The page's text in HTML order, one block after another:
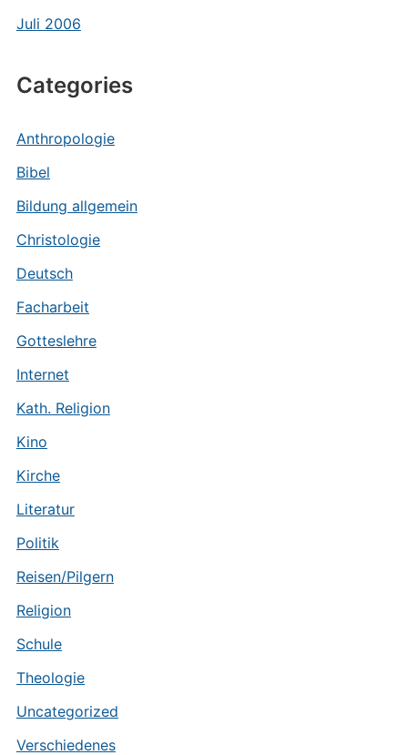
Juli 2006
Categories
Anthropologie
Bibel
Bildung allgemein
Christologie
Deutsch
Facharbeit
Gotteslehre
Internet
Kath. Religion
Kino
Kirche
Literatur
Politik
Reisen/Pilgern
Religion
Schule
Theologie
Uncategorized
Verschiedenes